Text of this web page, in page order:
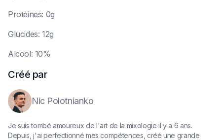
Protéines: 0g
Glucides: 12g
Alcool: 10%
Créé par
Nic Polotnianko
Je suis tombé amoureux de l'art de la mixologie il y a 6 ans.
Depuis, j'ai perfectionné mes compétences, créé une grande